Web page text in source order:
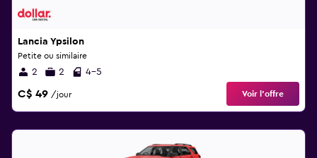
Lancia Ypsilon
Petite ou similaire
2 2 4-5
C$ 49 /jour Voir l’offre